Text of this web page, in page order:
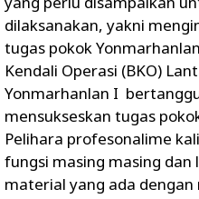
dilaksanakan, yakni
tugas pokok
Kendali Operasi (BKO)
Yonmarhanlan I
mensukseskan tugas
Pelihara profesonalime
fungsi masing masing
material yang ada